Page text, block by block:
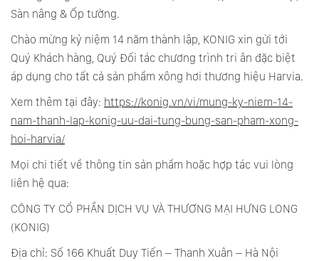
Sàn nâng & Ốp tường.
Chào mừng kỷ niệm 14 năm thành lập, KONIG xin gửi tới
Quý Khách hàng, Quý Đối tác chương trình tri ân đặc biệt
áp dụng cho tất cả sản phẩm xông hơi thương hiệu Harvia.
Xem thêm tại đây: https://konig.vn/vi/mung-ky-niem-14-
nam-thanh-lap-konig-uu-dai-tung-bung-san-pham-xong-
hoi-harvia/
Mọi chi tiết về thông tin sản phẩm hoặc hợp tác vui lòng
liên hệ qua:
CÔNG TY CỔ PHẦN DỊCH VỤ VÀ THƯƠNG MẠI HƯNG LONG
(KONIG)
Địa chỉ: Số 166 Khuất Duy Tiến – Thanh Xuân – Hà Nội